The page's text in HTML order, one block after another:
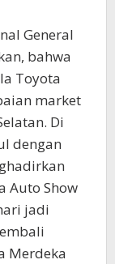
General
bahwa
Toyota
market
Di
dengan
Auto Show
jadi
Merdeka